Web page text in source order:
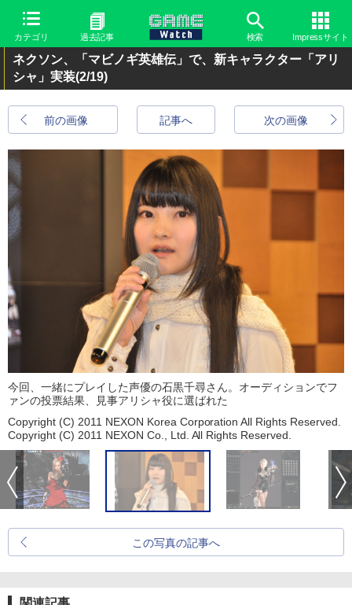
カテゴリ 過去記事 検索 Impressサイト
ネクソン、「マビノギ英雄伝」で、新キャラクター「アリ
シャ」実装(2/19)
前の画像 次の画像
記事へ
今回、一緒にプレイした声優の石黒千尋さん。オーディションでフ
ァンの投票結果、見事アリシャ役に選ばれた
Copyright (C) 2011 NEXON Korea Corporation All Rights Reserved.
Copyright (C) 2011 NEXON Co., Ltd. All Rights Reserved.
この写真の記事へ